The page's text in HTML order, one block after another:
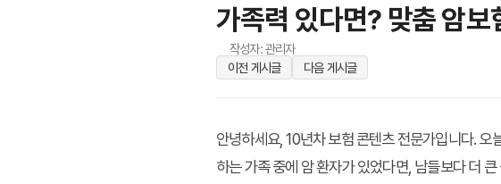
가족력 있다면? 맞춤 암
작성자: 관리자
이전 게시글
다음 게시글
안녕하세요, 10년차 보험 콘텐츠 전문가입니다. 오
하는 가족 중에 암 환자가 있었다면, 남들보다 더